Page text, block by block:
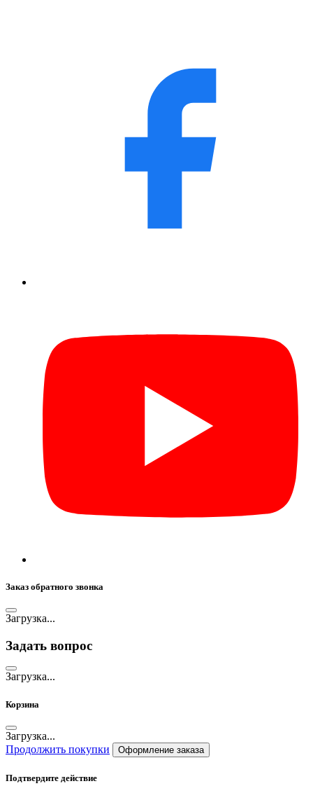
Заказ обратного звонка
Загрузка...
Задать вопрос
Загрузка...
Корзина
Загрузка...
Продолжить покупки
Оформление заказа
Подтвердите действие